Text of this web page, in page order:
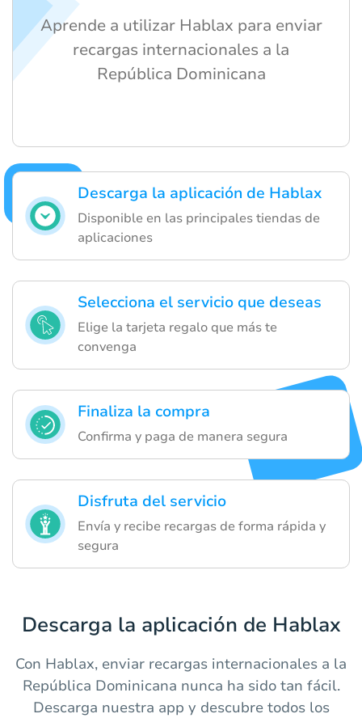
Descarga la aplicación de Hablax
Disponible en las principales tiendas de
aplicaciones
Selecciona el servicio que deseas
Elige la tarjeta regalo que más te
convenga
Finaliza la compra
Confirma y paga de manera segura
Disfruta del servicio
Envía y recibe recargas de forma rápida y
segura
Aprende a utilizar Hablax para enviar
recargas internacionales a la
República Dominicana
Descarga la aplicación de Hablax
Con Hablax, enviar recargas internacionales a la
República Dominicana nunca ha sido tan fácil.
Descarga nuestra app y descubre todos los